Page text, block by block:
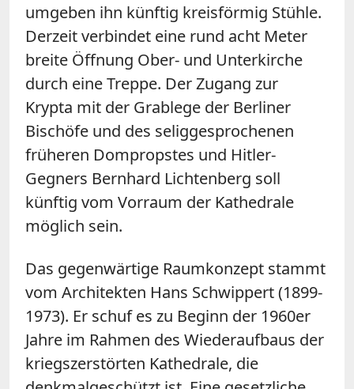
umgeben ihn künftig kreisförmig Stühle.
Derzeit verbindet eine rund acht Meter
breite Öffnung Ober- und Unterkirche
durch eine Treppe. Der Zugang zur
Krypta mit der Grablege der Berliner
Bischöfe und des seliggesprochenen
früheren Dompropstes und Hitler-
Gegners Bernhard Lichtenberg soll
künftig vom Vorraum der Kathedrale
möglich sein.
Das gegenwärtige Raumkonzept stammt
vom Architekten Hans Schwippert (1899-
1973). Er schuf es zu Beginn der 1960er
Jahre im Rahmen des Wiederaufbaus der
kriegszerstörten Kathedrale, die